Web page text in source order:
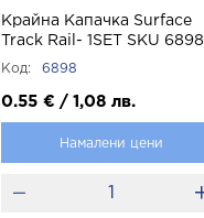
Крайна Капачка Surface
Track Rail- 1SET SKU 6898
V-TAC
Код: 6898
0.55 € / 1,08 лв.
Намалени цени